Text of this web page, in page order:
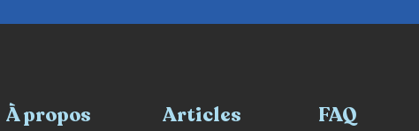
À propos Articles FAQ